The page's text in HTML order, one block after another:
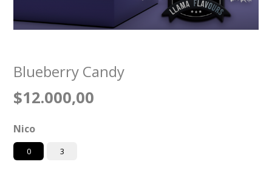
Blueberry Candy
$12.000,00
Nico
0 3